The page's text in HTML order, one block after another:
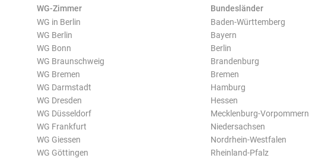
WG-Zimmer
WG in Berlin
WG Berlin
WG Bonn
WG Braunschweig
WG Bremen
WG Darmstadt
WG Dresden
WG Düsseldorf
WG Frankfurt
WG Giessen
WG Göttingen
Bundesländer
Baden-Württemberg
Bayern
Berlin
Brandenburg
Bremen
Hamburg
Hessen
Mecklenburg-Vorpommern
Niedersachsen
Nordrhein-Westfalen
Rheinland-Pfalz